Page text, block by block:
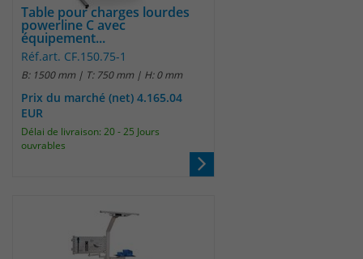
Table pour charges lourdes
powerline C avec
équipement...
Réf.art. CF.150.75-1
B: 1500 mm | T: 750 mm | H: 0 mm
Prix du marché (net) 4.165.04
EUR
Délai de livraison: 20 - 25 Jours
ouvrables